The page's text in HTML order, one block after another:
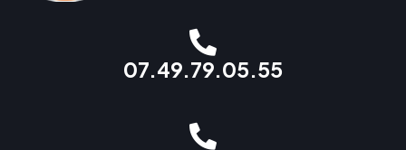
07.49.79.05.55